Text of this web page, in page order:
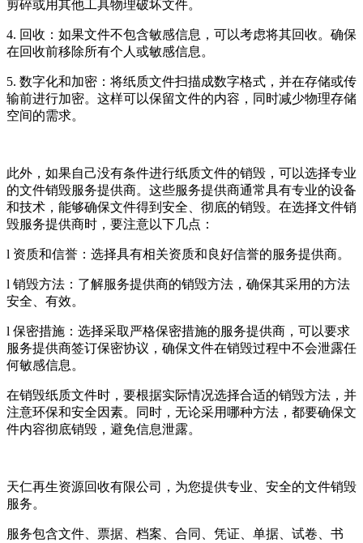
剪碎或用其他工具物理破坏文件。
4. 回收：如果文件不包含敏感信息，可以考虑将其回收。确保
在回收前移除所有个人或敏感信息。
5. 数字化和加密：将纸质文件扫描成数字格式，并在存储或传
输前进行加密。这样可以保留文件的内容，同时减少物理存储
空间的需求。
此外，如果自己没有条件进行纸质文件的销毁，可以选择专业
的文件销毁服务提供商。这些服务提供商通常具有专业的设备
和技术，能够确保文件得到安全、彻底的销毁。在选择文件销
毁服务提供商时，要注意以下几点：
l 资质和信誉：选择具有相关资质和良好信誉的服务提供商。
l 销毁方法：了解服务提供商的销毁方法，确保其采用的方法
安全、有效。
l 保密措施：选择采取严格保密措施的服务提供商，可以要求
服务提供商签订保密协议，确保文件在销毁过程中不会泄露任
何敏感信息。
在销毁纸质文件时，要根据实际情况选择合适的销毁方法，并
注意环保和安全因素。同时，无论采用哪种方法，都要确保文
件内容彻底销毁，避免信息泄露。
天仁再生资源回收有限公司，为您提供专业、安全的文件销毁
服务。
服务包含文件、票据、档案、合同、凭证、单据、试卷、书